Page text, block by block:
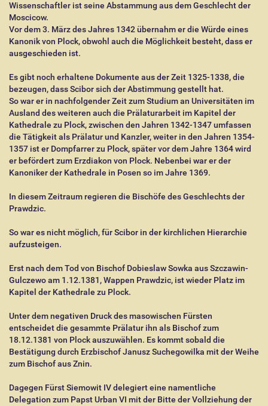
Wissenschaftler ist seine Abstammung aus dem Geschlecht der
Moscicow.
Vor dem 3. März des Jahres 1342 übernahm er die Würde eines
Kanonik von Plock, obwohl auch die Möglichkeit besteht, dass er
ausgeschieden ist.
Es gibt noch erhaltene Dokumente aus der Zeit 1325-1338, die
bezeugen, dass Scibor sich der Abstimmung gestellt hat.
So war er in nachfolgender Zeit zum Studium an Universitäten im
Ausland des weiteren auch die Prälaturarbeit im Kapitel der
Kathedrale zu Plock, zwischen den Jahren 1342-1347 umfassen
die Tätigkeit als Prälatur und Kanzler, weiter in den Jahren 1354-
1357 ist er Dompfarrer zu Plock, später vor dem Jahre 1364 wird
er befördert zum Erzdiakon von Plock. Nebenbei war er der
Kanoniker der Kathedrale in Posen so im Jahre 1369.
In diesem Zeitraum regieren die Bischöfe des Geschlechts der
Prawdzic.
So war es nicht möglich, für Scibor in der kirchlichen Hierarchie
aufzusteigen.
Erst nach dem Tod von Bischof Dobieslaw Sowka aus Szczawin-
Gulczewo am 1.12.1381, Wappen Prawdzic, ist wieder Platz im
Kapitel der Kathedrale zu Plock.
Unter dem negativen Druck des masowischen Fürsten
entscheidet die gesammte Prälatur ihn als Bischof zum
18.12.1381 von Plock auszuwählen. Es kommt sobald die
Bestätigung durch Erzbischof Janusz Suchegowilka mit der Weihe
zum Bischof aus Znin.
Dagegen Fürst Siemowit IV delegiert eine namentliche
Delegation zum Papst Urban VI mit der Bitte der Vollziehung der